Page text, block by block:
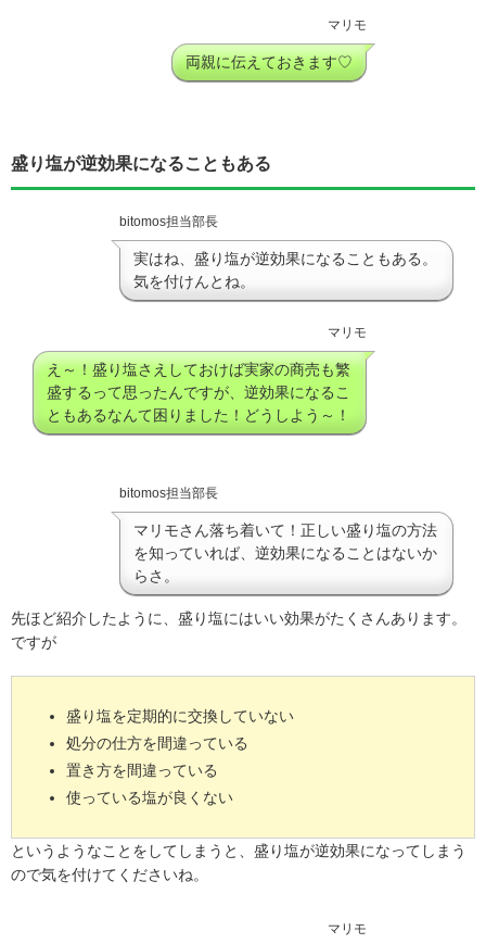
マリモ
両親に伝えておきます♡
盛り塩が逆効果になることもある
bitomos担当部長
実はね、盛り塩が逆効果になることもある。
気を付けんとね。
マリモ
え～！盛り塩さえしておけば実家の商売も繁
盛するって思ったんですが、逆効果になるこ
ともあるなんて困りました！どうしよう～！
bitomos担当部長
マリモさん落ち着いて！正しい盛り塩の方法
を知っていれば、逆効果になることはないか
らさ。
先ほど紹介したように、盛り塩にはいい効果がたくさんあります。
ですが
盛り塩を定期的に交換していない
処分の仕方を間違っている
置き方を間違っている
使っている塩が良くない
というようなことをしてしまうと、盛り塩が逆効果になってしまう
ので気を付けてくださいね。
マリモ